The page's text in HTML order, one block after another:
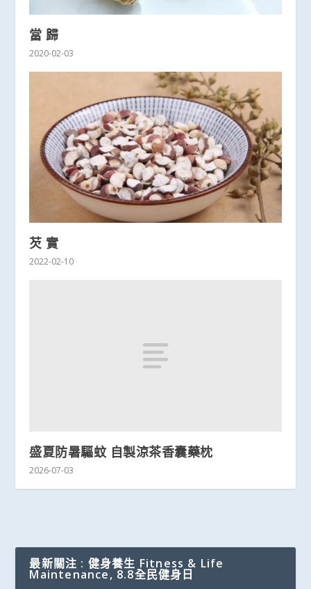
當 歸
2020-02-03
芡 實
2022-02-10
盛夏防暑驅蚊 自製涼茶香囊藥枕
2026-07-03
最新關注 : 健身養生 Fitness & Life
Maintenance, 8.8全民健身日